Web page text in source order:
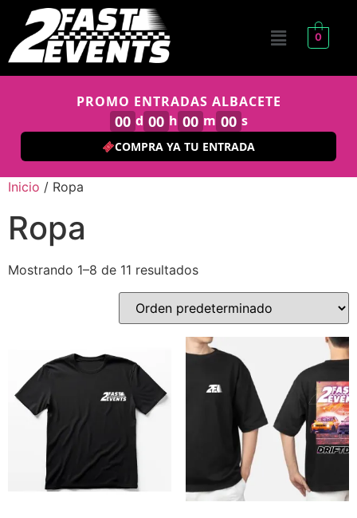
0
PROMO ENTRADAS ALBACETE
00 d 00 h 00 m 00 s
COMPRA YA TU ENTRADA
Inicio / Ropa
Ropa
Mostrando 1–8 de 11 resultados